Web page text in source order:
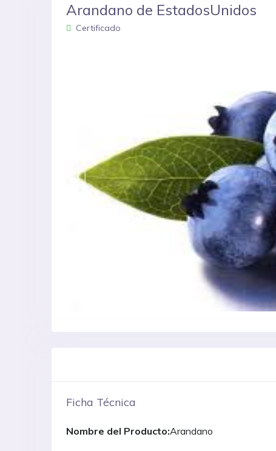
Arandano de EstadosUnidos
Certificado
Ficha Técnica
Nombre del Producto:Arandano